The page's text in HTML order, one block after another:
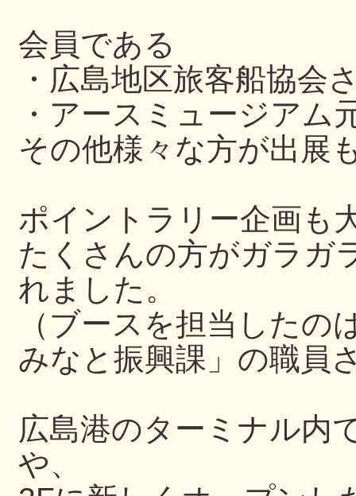
会員である
・広島地区旅客船協会
・アースミュージアム
その他様々な方が出展
ポイントラリー企画も
たくさんの方がガラガ
れました。
（ブースを担当したの
みなと振興課」の職員
広島港のターミナル内
や、